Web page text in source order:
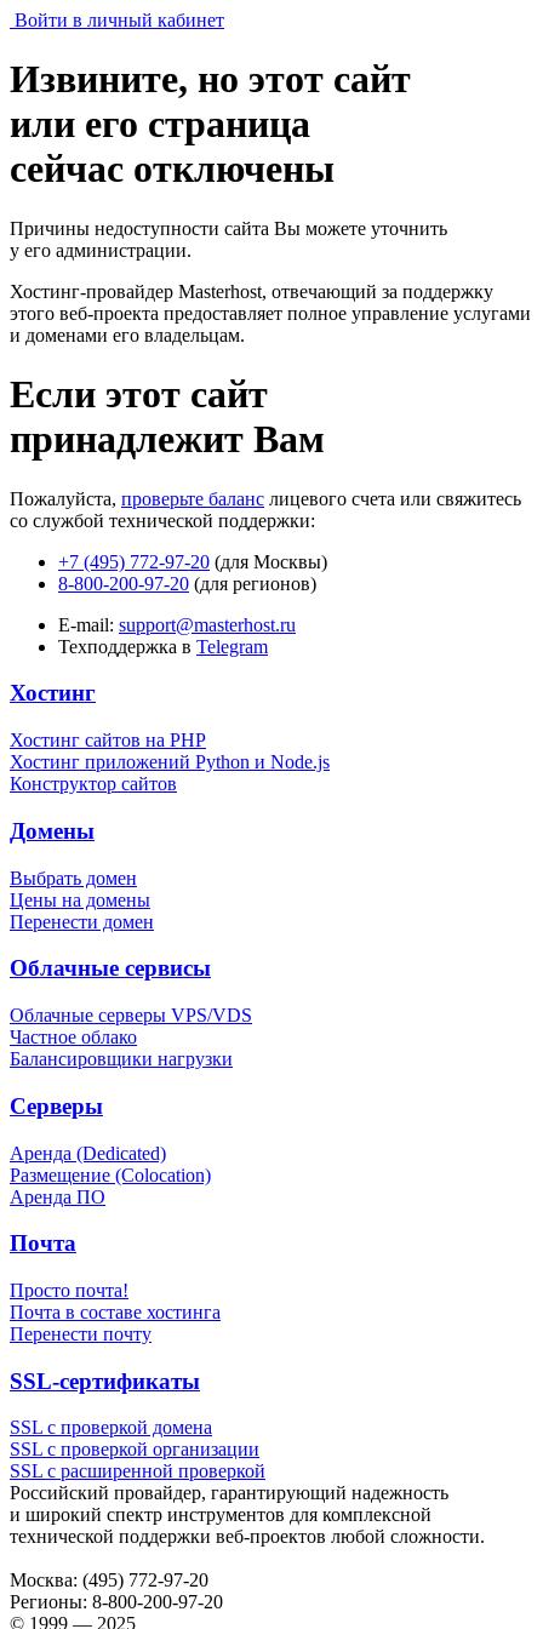
Войти в личный кабинет
Извините, но этот сайт
или его страница
сейчас отключены
Причины недоступности сайта Вы можете уточнить
у его администрации.
Хостинг-провайдер Masterhost, отвечающий за поддержку
этого веб-проекта предоставляет полное управление услугами
и доменами его владельцам.
Если этот сайт
принадлежит Вам
Пожалуйста, проверьте баланс лицевого счета или свяжитесь
со службой технической поддержки:
+7 (495) 772-97-20 (для Москвы)
8-800-200-97-20 (для регионов)
E-mail: support@masterhost.ru
Техподдержка в Telegram
Хостинг
Хостинг сайтов на PHP
Хостинг приложений Python и Node.js
Конструктор сайтов
Домены
Выбрать домен
Цены на домены
Перенести домен
Облачные сервисы
Облачные серверы VPS/VDS
Частное облако
Балансировщики нагрузки
Серверы
Аренда (Dedicated)
Размещение (Colocation)
Аренда ПО
Почта
Просто почта!
Почта в составе хостинга
Перенести почту
SSL-сертификаты
SSL с проверкой домена
SSL с проверкой организации
SSL с расширенной проверкой
Российский провайдер, гарантирующий надежность
и широкий спектр инструментов для комплексной
технической поддержки веб-проектов любой сложности.
Москва: (495) 772-97-20
Регионы: 8-800-200-97-20
© 1999 — 2025